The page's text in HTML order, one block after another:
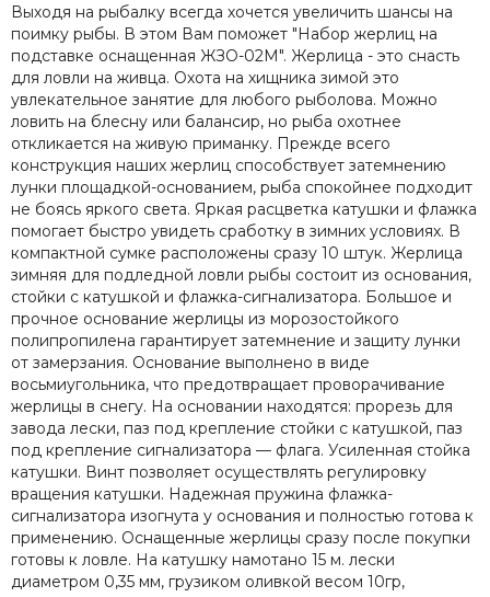
Выходя на рыбалку всегда хочется увеличить шансы на
поимку рыбы. В этом Вам поможет "Набор жерлиц на
подставке оснащенная ЖЗО-02М". Жерлица - это снасть
для ловли на живца. Охота на хищника зимой это
увлекательное занятие для любого рыболова. Можно
ловить на блесну или балансир, но рыба охотнее
откликается на живую приманку. Прежде всего
конструкция наших жерлиц способствует затемнению
лунки площадкой-основанием, рыба спокойнее подходит
не боясь яркого света. Яркая расцветка катушки и флажка
помогает быстро увидеть сработку в зимних условиях. В
компактной сумке расположены сразу 10 штук. Жерлица
зимняя для подледной ловли рыбы состоит из основания,
стойки с катушкой и флажка-сигнализатора. Большое и
прочное основание жерлицы из морозостойкого
полипропилена гарантирует затемнение и защиту лунки
от замерзания. Основание выполнено в виде
восьмиугольника, что предотвращает проворачивание
жерлицы в снегу. На основании находятся: прорезь для
завода лески, паз под крепление стойки с катушкой, паз
под крепление сигнализатора — флага. Усиленная стойка
катушки. Винт позволяет осуществлять регулировку
вращения катушки. Надежная пружина флажка-
сигнализатора изогнута у основания и полностью готова к
применению. Оснащенные жерлицы сразу после покупки
готовы к ловле. На катушку намотано 15 м. лески
диаметром 0,35 мм, грузиком оливкой весом 10гр,